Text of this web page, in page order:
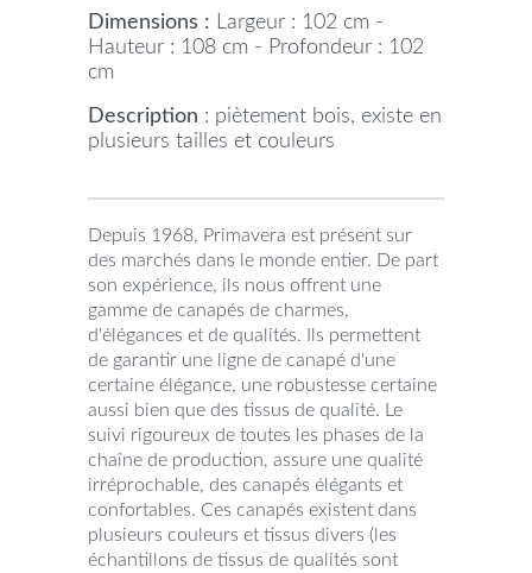
Dimensions : Largeur : 102 cm -
Hauteur : 108 cm - Profondeur : 102
cm
Description : piètement bois, existe en
plusieurs tailles et couleurs
Depuis 1968, Primavera est présent sur
des marchés dans le monde entier. De part
son expérience, ils nous offrent une
gamme de canapés de charmes,
d'élégances et de qualités. Ils permettent
de garantir une ligne de canapé d'une
certaine élégance, une robustesse certaine
aussi bien que des tissus de qualité. Le
suivi rigoureux de toutes les phases de la
chaîne de production, assure une qualité
irréprochable, des canapés élégants et
confortables. Ces canapés existent dans
plusieurs couleurs et tissus divers (les
échantillons de tissus de qualités sont